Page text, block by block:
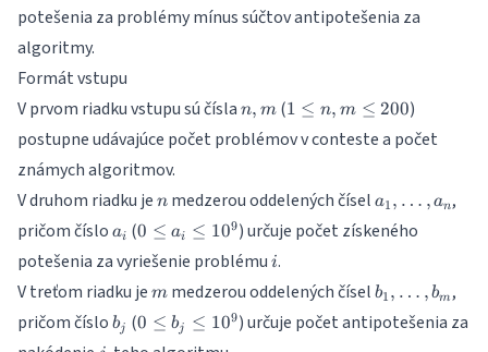
potešenia za problémy mínus súčtov antipotešenia za
algoritmy.
Formát vstupu
V prvom riadku vstupu sú čísla n,
n, m(1
n,
\leq
200
1 ≤ n, m ≤ 200)
postupne udávajúce počet problémov v conteste a počet
známych algoritmov.
V druhom riadku je n
n medzerou oddelených čísel a_1,\dots,a_n
a1 , … , an,
pričom číslo a_i
ai (0
\leq
a_i
\leq
10^9
0 ≤ ai ≤ 109) určuje počet získeného
potešenia za vyriešenie problému i
i.
V treťom riadku je m
m medzerou oddelených čísel b1 , … , bm,
pričom číslo b_j
bj (0
0 ≤ bj ≤ 109) určuje počet antipotešenia za